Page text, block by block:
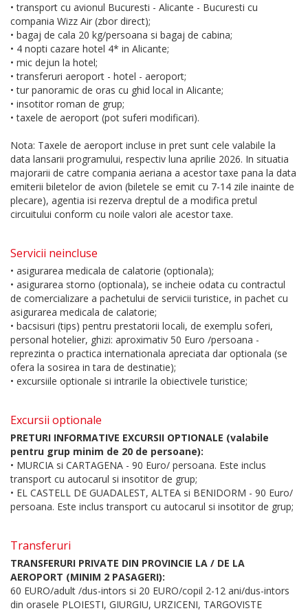
• transport cu avionul Bucuresti - Alicante - Bucuresti cu
compania Wizz Air (zbor direct);
• bagaj de cala 20 kg/persoana si bagaj de cabina;
• 4 nopti cazare hotel 4* in Alicante;
• mic dejun la hotel;
• transferuri aeroport - hotel - aeroport;
• tur panoramic de oras cu ghid local in Alicante;
• insotitor roman de grup;
• taxele de aeroport (pot suferi modificari).
Nota: Taxele de aeroport incluse in pret sunt cele valabile la
data lansarii programului, respectiv luna aprilie 2026. In situatia
majorarii de catre compania aeriana a acestor taxe pana la data
emiterii biletelor de avion (biletele se emit cu 7-14 zile inainte de
plecare), agentia isi rezerva dreptul de a modifica pretul
circuitului conform cu noile valori ale acestor taxe.
Servicii neincluse
• asigurarea medicala de calatorie (optionala);
• asigurarea storno (optionala), se incheie odata cu contractul
de comercializare a pachetului de servicii turistice, in pachet cu
asigurarea medicala de calatorie;
• bacsisuri (tips) pentru prestatorii locali, de exemplu soferi,
personal hotelier, ghizi: aproximativ 50 Euro /persoana -
reprezinta o practica internationala apreciata dar optionala (se
ofera la sosirea in tara de destinatie);
• excursiile optionale si intrarile la obiectivele turistice;
Excursii optionale
PRETURI INFORMATIVE EXCURSII OPTIONALE (valabile
pentru grup minim de 20 de persoane):
• MURCIA si CARTAGENA - 90 Euro/ persoana. Este inclus
transport cu autocarul si insotitor de grup;
• EL CASTELL DE GUADALEST, ALTEA si BENIDORM - 90 Euro/
persoana. Este inclus transport cu autocarul si insotitor de grup;
Transferuri
TRANSFERURI PRIVATE DIN PROVINCIE LA / DE LA
AEROPORT (MINIM 2 PASAGERI):
60 EURO/adult /dus-intors si 20 EURO/copil 2-12 ani/dus-intors
din orasele PLOIESTI, GIURGIU, URZICENI, TARGOVISTE